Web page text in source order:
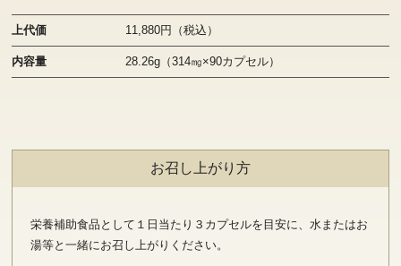
上代価 11,880円（税込）
内容量 28.26g（314㎎×90カプセル）
お召し上がり方
栄養補助食品として１日当たり３カプセルを目安に、水またはお
湯等と一緒にお召し上がりください。